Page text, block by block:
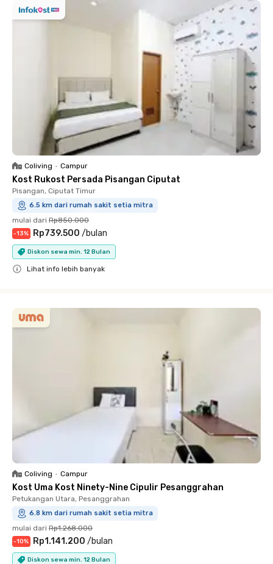
Coliving • Campur
Kost Rukost Persada Pisangan Ciputat
Pisangan, Ciputat Timur
6.5 km dari rumah sakit setia mitra
mulai dari Rp850.000
-13% Rp739.500 /bulan
Diskon sewa min. 12 Bulan
Lihat info lebih banyak
Coliving • Campur
Kost Uma Kost Ninety-Nine Cipulir Pesanggrahan
Petukangan Utara, Pesanggrahan
6.8 km dari rumah sakit setia mitra
mulai dari Rp1.268.000
-10% Rp1.141.200 /bulan
Diskon sewa min. 12 Bulan